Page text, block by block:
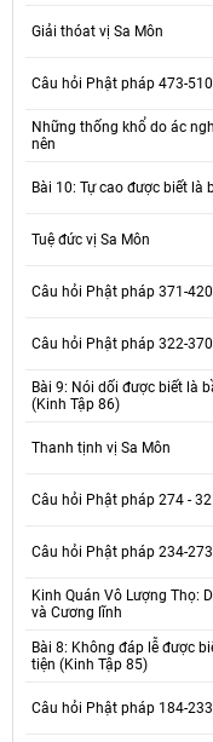
Giải thóat vị Sa Môn
Câu hỏi Phật pháp 473-510
Những thống khổ do ác
nên
Bài 10: Tự cao được biết là
Tuệ đức vị Sa Môn
Câu hỏi Phật pháp 371-420
Câu hỏi Phật pháp 322-370
Bài 9: Nói dối được biết là
(Kinh Tập 86)
Thanh tịnh vị Sa Môn
Câu hỏi Phật pháp 274 -
Câu hỏi Phật pháp 234-273
Kinh Quán Vô Lượng Thọ:
và Cương lĩnh
Bài 8: Không đáp lễ được
tiện (Kinh Tập 85)
Câu hỏi Phật pháp 184-233